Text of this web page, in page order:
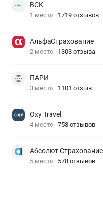
ВСК
1 место 1719 отзывов
АльфаСтрахование
2 место 1303 отзыва
ПАРИ
3 место 1101 отзыв
Oxy Travel
4 место 758 отзывов
Абсолют Страхование
5 место 578 отзывов